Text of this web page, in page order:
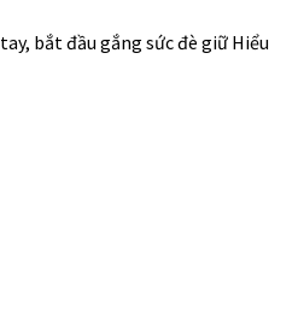
bắt đầu gắng sức đè giữ Hiểu